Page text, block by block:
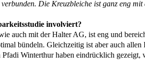
Die Kreuzbleiche ist ganz eng
involviert?
auch mit der Halter AG, ist eng und
bündeln. Gleichzeitig ist aber auch
Winterthur haben eindrücklich gezeigt,